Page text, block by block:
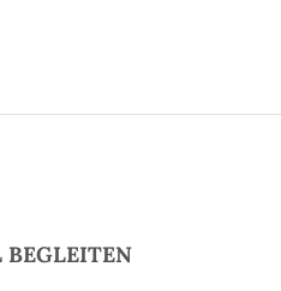
BEGLEITEN